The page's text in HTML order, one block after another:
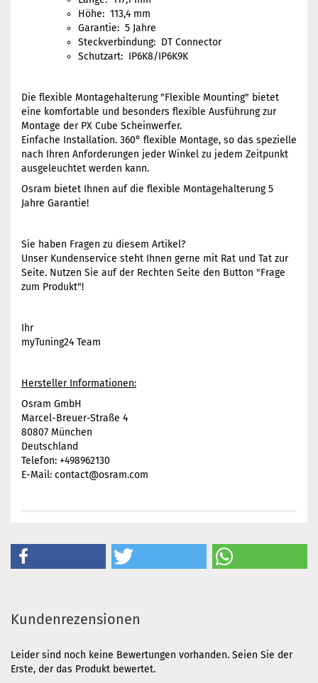
Höhe: 113,4 mm
Garantie: 5 Jahre
Steckverbindung: DT Connector
Schutzart: IP6K8/IP6K9K
Die flexible Montagehalterung "Flexible Mounting" bietet
eine komfortable und besonders flexible Ausführung zur
Montage der PX Cube Scheinwerfer.
Einfache Installation. 360° flexible Montage, so das spezielle
nach Ihren Anforderungen jeder Winkel zu jedem Zeitpunkt
ausgeleuchtet werden kann.
Osram bietet Ihnen auf die flexible Montagehalterung 5
Jahre Garantie!
Sie haben Fragen zu diesem Artikel?
Unser Kundenservice steht Ihnen gerne mit Rat und Tat zur
Seite. Nutzen Sie auf der Rechten Seite den Button "Frage
zum Produkt"!
Ihr
myTuning24 Team
Hersteller Informationen:
Osram GmbH
Marcel-Breuer-Straße 4
80807 München
Deutschland
Telefon: +498962130
E-Mail: contact@osram.com
Kundenrezensionen
Leider sind noch keine Bewertungen vorhanden. Seien Sie der
Erste, der das Produkt bewertet.